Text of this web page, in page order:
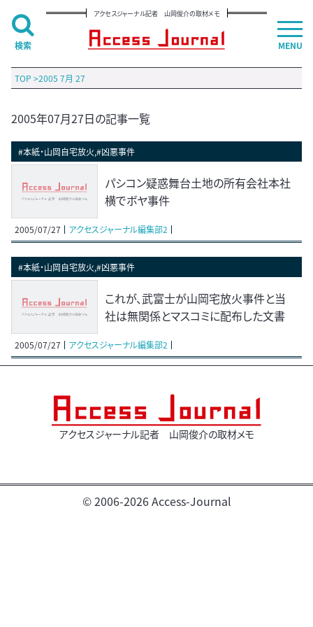
アクセスジャーナル記者 山岡俊介の取材メモ
TOP >2005 7月 27
2005年07月27日の記事一覧
#本紙・山岡自宅放火,#凶悪事件
パシコン疑惑舞台土地の所有会社本社
横でボヤ事件
2005/07/27 アクセスジャーナル編集部2
#本紙・山岡自宅放火,#凶悪事件
これが、武富士が山岡宅放火事件と当
社は無関係とマスコミに配布した文書
2005/07/27 アクセスジャーナル編集部2
アクセスジャーナル記者 山岡俊介の取材メモ
© 2006-2026 Access-Journal
MENU
検索